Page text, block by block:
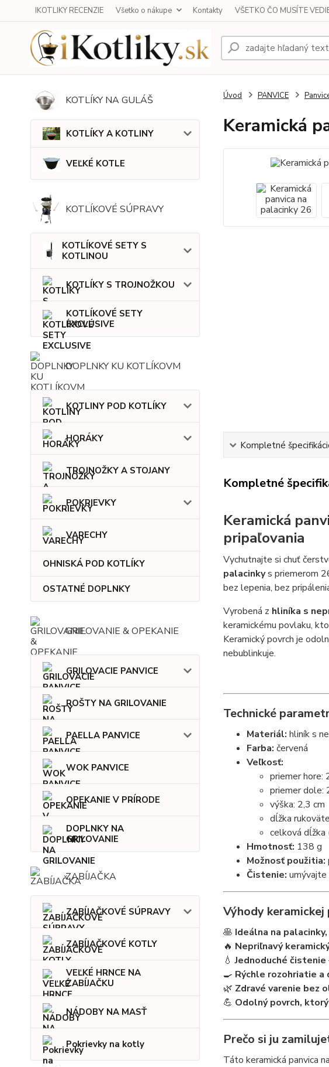
IKOTLIKY RECENZIE Všetko o nákupe Kontakty VŠETKO ČO MUSÍTE
KOTLÍKY NA GULÁŠ
KOTLÍKY A KOTLINY
VEĽKÉ KOTLE
KOTLÍKOVÉ SÚPRAVY
KOTLÍKOVÉ SETY S
KOTLINOU
KOTLÍKY S TROJNOŽKOU
KOTLÍKOVÉ SETY
EXCLUSIVE
DOPLNKY KU KOTLÍKOVM
KOTLINY POD KOTLÍKY
HORÁKY
TROJNOŽKY A STOJANY
POKRIEVKY
VARECHY
OHNISKÁ POD KOTLÍKY
OSTATNÉ DOPLNKY
GRILOVANIE & OPEKANIE
GRILOVACIE PANVICE
ROŠTY NA GRILOVANIE
PAELLA PANVICE
WOK PANVICE
OPEKANIE V PRÍRODE
DOPLNKY NA
GRILOVANIE
ZABÍJAČKA
ZABÍJAČKOVÉ SÚPRAVY
ZABÍJAČKOVÉ KOTLY
VEĽKÉ HRNCE NA
ZABÍJAČKU
NÁDOBY NA MASŤ
Pokrievky na kotly
Úvod PANVICE
Keramická
Kompletné
Kompletné
Keramická
pripaľovania
Vychutnajte si chuť
palacinkys priemerom
bez lepenia, bez
Vyrobená z hliníka s
keramickému povlaku,
Keramický povrch je
nebublinkuje.
Technické
Materiál: hliník s
Farba: červená
Veľkosť:
priemer hore:
priemer dole:
výška: 2,3 cm
dĺžka
celková dĺžka
Hmotnosť: 138 g
Možnosť použitia:
Čistenie:
Výhody keramickej
🥞 Ideálna na
🔥 Nepriľnavý
💧Jednoduché čistenie
🍳 Rýchle rozohriatie
🌿 Zdravé varenie bez
💪 Odolný povrch,
Prečo si ju
Táto keramická panvica